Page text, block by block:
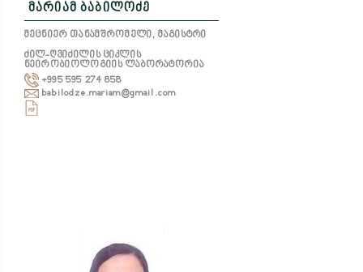
მარიამ ბაბილოძე
მეცნიერ თანამშრომელი, მაგისტრი
ძილ-ღვიძილის ციკლის
ნეირობიოლოგიის ლაბორატორია
+995 595 274 858
babilodze.mariam@gmail.com